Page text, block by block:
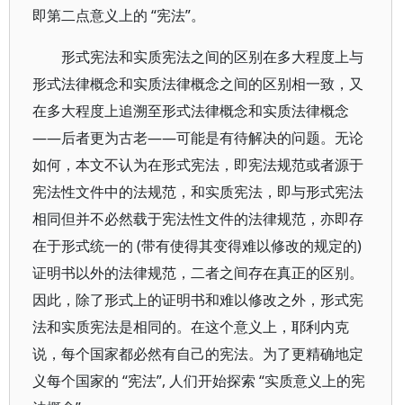
即第二点意义上的 “宪法”。
形式宪法和实质宪法之间的区别在多大程度上与
形式法律概念和实质法律概念之间的区别相一致，又
在多大程度上追溯至形式法律概念和实质法律概念
——后者更为古老——可能是有待解决的问题。无论
如何，本文不认为在形式宪法，即宪法规范或者源于
宪法性文件中的法规范，和实质宪法，即与形式宪法
相同但并不必然载于宪法性文件的法律规范，亦即存
在于形式统一的 (带有使得其变得难以修改的规定的)
证明书以外的法律规范，二者之间存在真正的区别。
因此，除了形式上的证明书和难以修改之外，形式宪
法和实质宪法是相同的。在这个意义上，耶利内克
说，每个国家都必然有自己的宪法。为了更精确地定
义每个国家的 “宪法”, 人们开始探索 “实质意义上的宪